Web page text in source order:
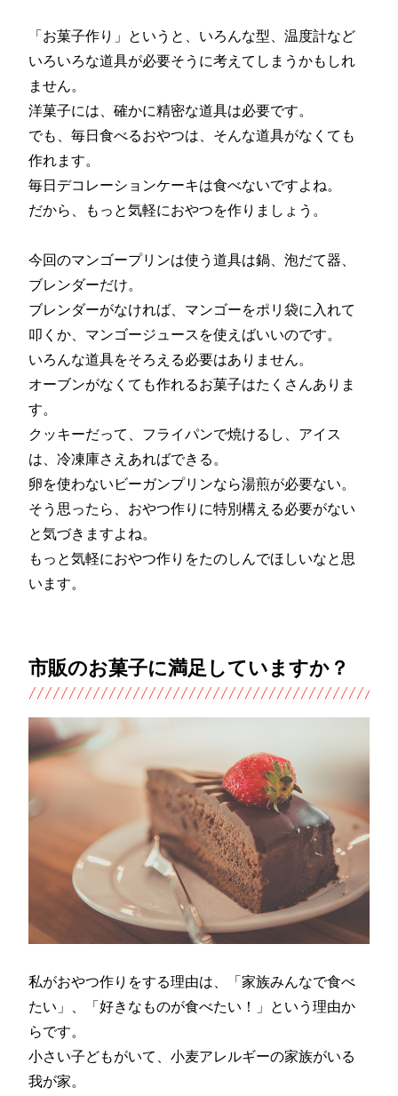
「お菓子作り」というと、いろんな型、温度計など
いろいろな道具が必要そうに考えてしまうかもしれ
ません。
洋菓子には、確かに精密な道具は必要です。
でも、毎日食べるおやつは、そんな道具がなくても
作れます。
毎日デコレーションケーキは食べないですよね。
だから、もっと気軽におやつを作りましょう。
今回のマンゴープリンは使う道具は鍋、泡だて器、
ブレンダーだけ。
ブレンダーがなければ、マンゴーをポリ袋に入れて
叩くか、マンゴージュースを使えばいいのです。
いろんな道具をそろえる必要はありません。
オーブンがなくても作れるお菓子はたくさんありま
す。
クッキーだって、フライパンで焼けるし、アイス
は、冷凍庫さえあればできる。
卵を使わないビーガンプリンなら湯煎が必要ない。
そう思ったら、おやつ作りに特別構える必要がない
と気づきますよね。
もっと気軽におやつ作りをたのしんでほしいなと思
います。
市販のお菓子に満足していますか？
私がおやつ作りをする理由は、「家族みんなで食べ
たい」、「好きなものが食べたい！」という理由か
らです。
小さい子どもがいて、小麦アレルギーの家族がいる
我が家。